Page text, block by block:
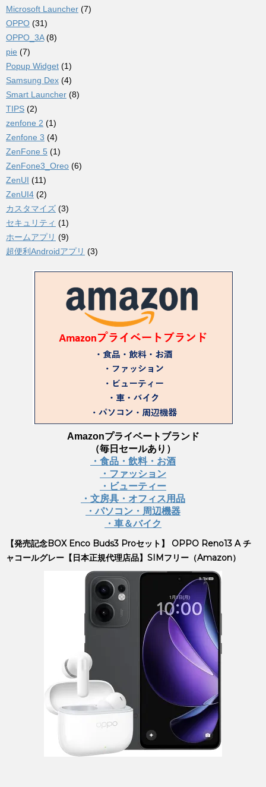
Microsoft Launcher (7)
OPPO (31)
OPPO_3A(8)
pie (7)
Popup Widget (1)
Samsung Dex (4)
Smart Launcher (8)
TIPS (2)
zenfone 2 (1)
Zenfone 3 (4)
ZenFone 5 (1)
ZenFone3_Oreo (6)
ZenUI (11)
ZenUI4 (2)
カスタマイズ (3)
セキュリティ (1)
ホームアプリ (9)
超便利Androidアプリ (3)
Amazonプライベートブランド
（毎日セールあり）
・食品・飲料・お酒
・ファッション
・ビューティー
・文房具・オフィス用品
・パソコン・周辺機器
・車＆バイク
【発売記念BOX Enco Buds3 Proセット】 OPPO Reno13 A チ
ャコールグレー【日本正規代理店品】SIMフリー（Amazon）